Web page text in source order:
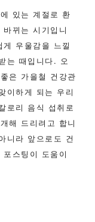
있는 계절로 환
뀌는 시기입니
우울감을 느낄
는 때입니다. 오
은 가을철 건강관
이하게 되는 우리
로리 음식 섭취로
해 드리려고 합니
니라 앞으로도 건
스팅이 도움이